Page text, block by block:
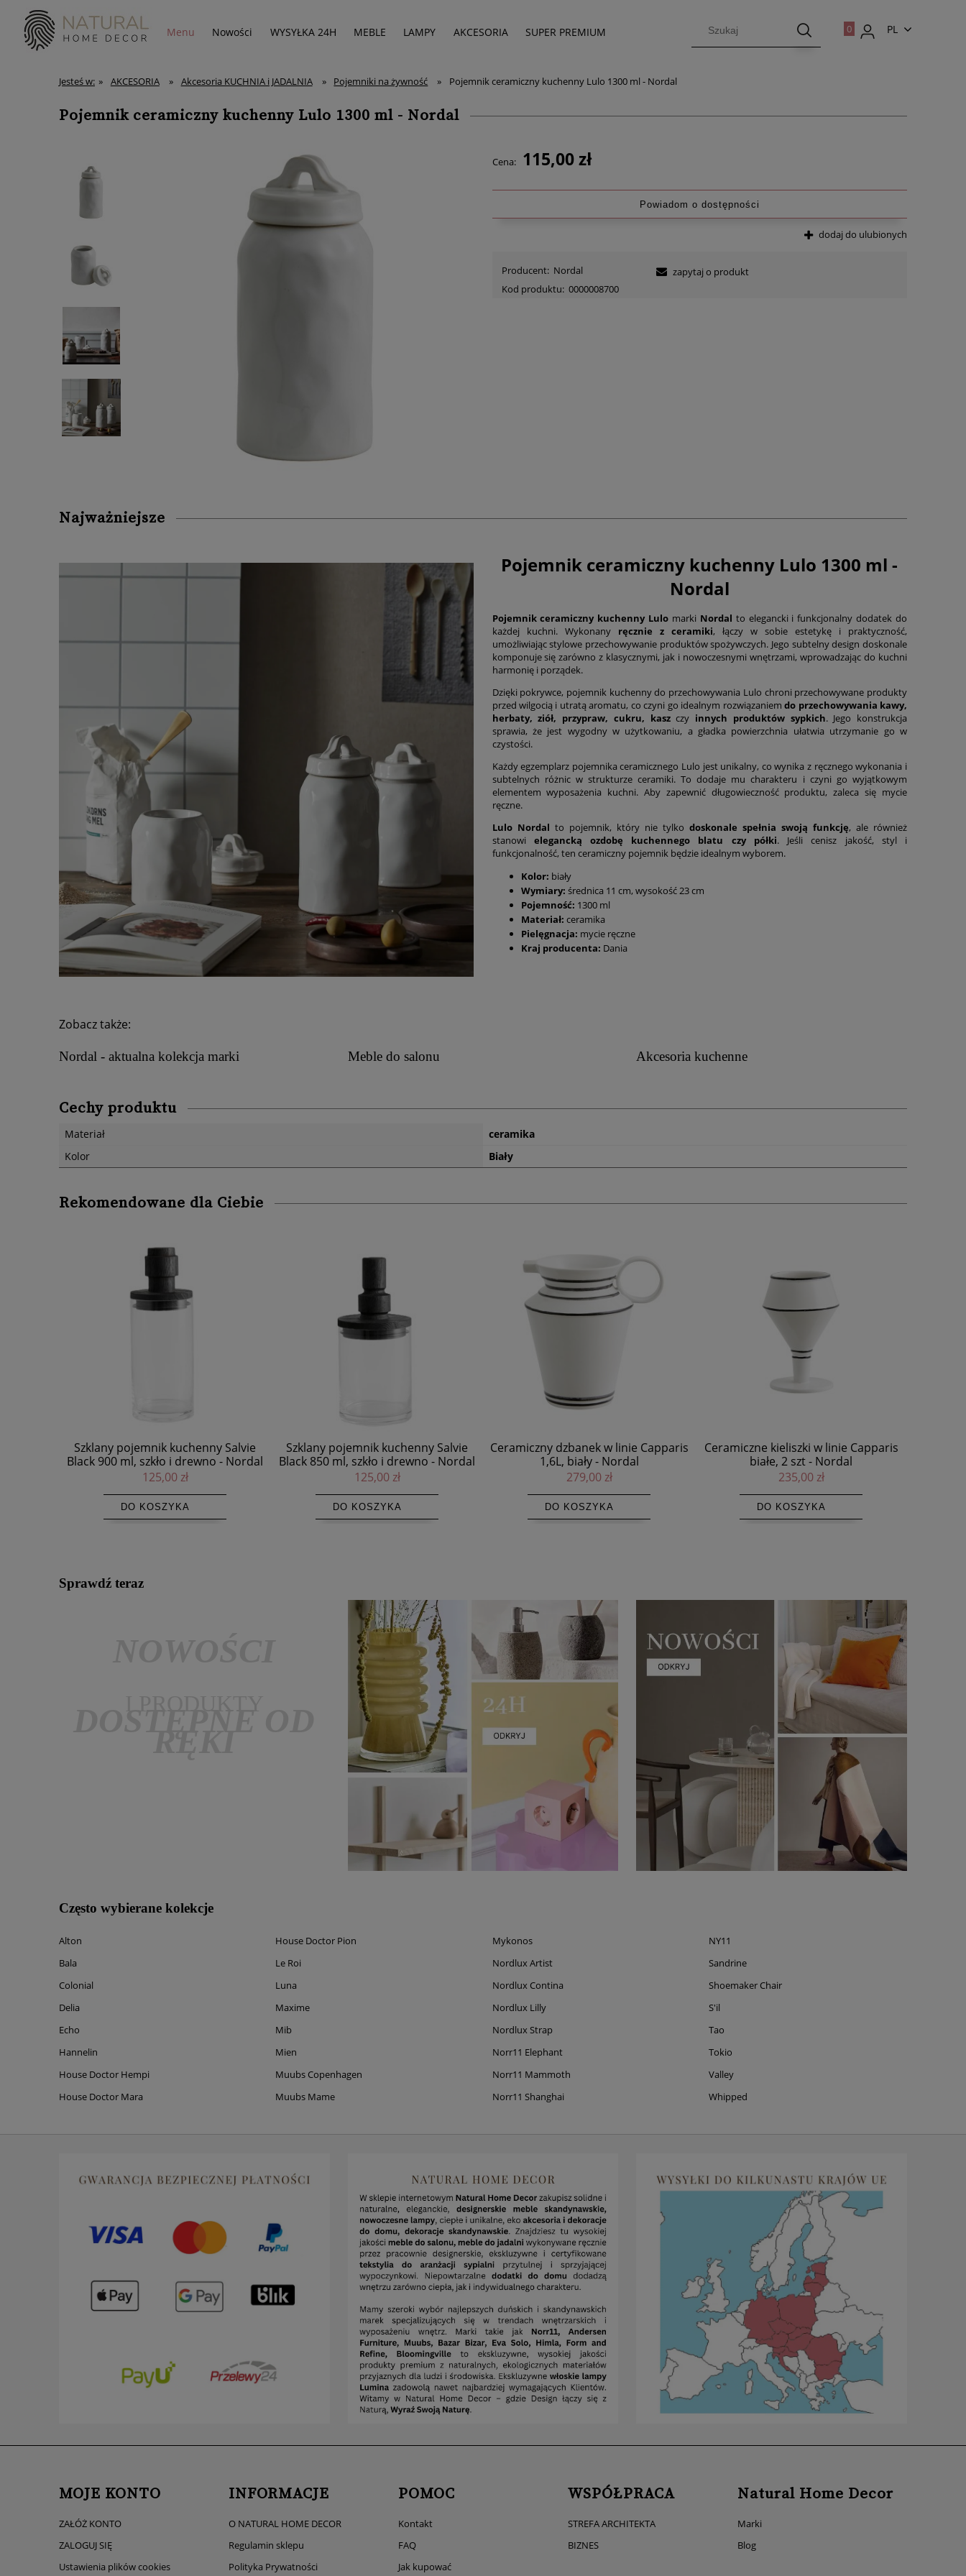
Menu Nowości WYSYŁKA 24H MEBLE LAMPY AKCESORIA SUPER PREMIUM
PL
Jesteś w: » AKCESORIA » Akcesoria KUCHNIA i JADALNIA » Pojemniki na żywność » Pojemnik ceramiczny kuchenny Lulo 1300 ml - Nordal
Pojemnik ceramiczny kuchenny Lulo 1300 ml - Nordal
Cena: 115,00 zł
Powiadom o dostępności
dodaj do ulubionych
Producent: Nordal
Kod produktu: 0000008700
zapytaj o produkt
Najważniejsze
Pojemnik ceramiczny kuchenny Lulo 1300 ml -
Nordal
Pojemnik ceramiczny kuchenny Lulo marki Nordal to elegancki i funkcjonalny dodatek do
każdej kuchni. Wykonany ręcznie z ceramiki, łączy w sobie estetykę i praktyczność,
umożliwiając stylowe przechowywanie produktów spożywczych. Jego subtelny design doskonale
komponuje się zarówno z klasycznymi, jak i nowoczesnymi wnętrzami, wprowadzając do kuchni
harmonię i porządek.
Dzięki pokrywce, pojemnik kuchenny do przechowywania Lulo chroni przechowywane produkty
przed wilgocią i utratą aromatu, co czyni go idealnym rozwiązaniemdo przechowywania kawy,
herbaty, ziół, przypraw, cukru, kaszczy innych produktów sypkich. Jego konstrukcja
sprawia, że jest wygodny w użytkowaniu, a gładka powierzchnia ułatwia utrzymanie go w
czystości.
Każdy egzemplarz pojemnika ceramicznego Lulo jest unikalny, co wynika z ręcznego wykonania i
subtelnych różnic w strukturze ceramiki. To dodaje mu charakteru i czyni go wyjątkowym
elementem wyposażenia kuchni. Aby zapewnić długowieczność produktu, zaleca się mycie
ręczne.
Lulo Nordal to pojemnik, który nie tylko doskonale spełnia swoją funkcję, ale również
stanowi elegancką ozdobę kuchennego blatu czy półki. Jeśli cenisz jakość, styl i
funkcjonalność, ten ceramiczny pojemnik będzie idealnym wyborem.
Kolor: biały
Wymiary: średnica 11 cm, wysokość 23 cm
Pojemność: 1300 ml
Materiał: ceramika
Pielęgnacja: mycie ręczne
Kraj producenta: Dania
Zobacz także:
Nordal - aktualna kolekcja marki Meble do salonu Akcesoria kuchenne
Cechy produktu
Materiał
ceramika
Kolor
Biały
Rekomendowane dla Ciebie
Szklany pojemnik kuchenny Salvie
Black 850 ml, szkło i drewno - Nordal
125,00 zł
DO KOSZYKA
Ceramiczny dzbanek w linie Capparis
1,6L, biały - Nordal
279,00 zł
DO KOSZYKA
Ceramiczne kieliszki w linie Capparis
białe, 2 szt - Nordal
235,00 zł
DO KOSZYKA
Ceramiczne kieliszki w linie Capparis
terakota, 2 szt - Nordal
235,00 zł
DO KOSZYKA
Sprawdź teraz
Często wybierane kolekcje
Alton
Bala
Colonial
Delia
Echo
Hannelin
House Doctor Hempi
House Doctor Mara
House Doctor Pion
Le Roi
Luna
Maxime
Mib
Mien
Muubs Copenhagen
Muubs Mame
Mykonos
Nordlux Artist
Nordlux Contina
Nordlux Lilly
Nordlux Strap
Norr11 Elephant
Norr11 Mammoth
Norr11 Shanghai
NY11
Sandrine
Shoemaker Chair
S'il
Tao
Tokio
Valley
Whipped
MOJE KONTO
ZAŁÓŻ KONTO
ZALOGUJ SIĘ
Ustawienia plików cookies
INFORMACJE
O NATURAL HOME DECOR
Regulamin sklepu
Polityka Prywatności
POMOC
Kontakt
FAQ
Jak kupować
WSPÓŁPRACA
STREFA ARCHITEKTA
BIZNES
Natural Home Decor
Marki
Blog